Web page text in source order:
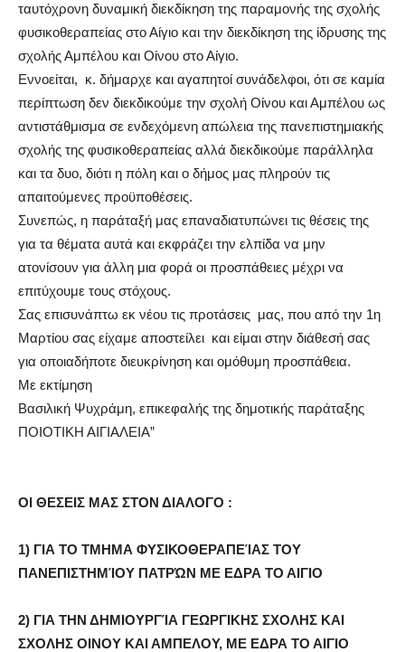
ταυτόχρονη δυναμική διεκδίκηση της παραμονής της σχολής
φυσικοθεραπείας στο Αίγιο και την διεκδίκηση της ίδρυσης της
σχολής Αμπέλου και Οίνου στο Αίγιο.
Εννοείται, κ. δήμαρχε και αγαπητοί συνάδελφοι, ότι σε καμία
περίπτωση δεν διεκδικούμε την σχολή Οίνου και Αμπέλου ως
αντιστάθμισμα σε ενδεχόμενη απώλεια της πανεπιστημιακής
σχολής της φυσικοθεραπείας αλλά διεκδικούμε παράλληλα
και τα δυο, διότι η πόλη και ο δήμος μας πληρούν τις
απαιτούμενες προϋποθέσεις.
Συνεπώς, η παράταξή μας επαναδιατυπώνει τις θέσεις της
για τα θέματα αυτά και εκφράζει την ελπίδα να μην
ατονίσουν για άλλη μια φορά οι προσπάθειες μέχρι να
επιτύχουμε τους στόχους.
Σας επισυνάπτω εκ νέου τις προτάσεις μας, που από την 1η
Μαρτίου σας είχαμε αποστείλει και είμαι στην διάθεσή σας
για οποιαδήποτε διευκρίνηση και ομόθυμη προσπάθεια.
Με εκτίμηση
Βασιλική Ψυχράμη, επικεφαλής της δημοτικής παράταξης
ΠΟΙΟΤΙΚΗ ΑΙΓΙΑΛΕΙΑ”
ΟΙ ΘΕΣΕΙΣ ΜΑΣ ΣΤΟΝ ΔΙAΛΟΓΟ :
1) ΓΙΑ ΤΟ ΤΜΗΜΑ ΦΥΣΙΚΟΘΕΡΑΠΕΊΑΣ ΤΟΥ
ΠΑΝΕΠΙΣΤΗΜΊΟΥ ΠΑΤΡΏΝ ΜΕ ΕΔΡΑ ΤΟ ΑΙΓΙΟ
2) ΓΙΑ ΤΗΝ ΔΗΜΙΟΥΡΓΊΑ ΓΕΩΡΓΙΚΗΣ ΣΧΟΛΗΣ ΚΑΙ
ΣΧΟΛΗΣ ΟΙΝΟΥ ΚΑΙ ΑΜΠΕΛΟΥ, ΜΕ ΕΔΡΑ ΤΟ ΑIΓΙΟ